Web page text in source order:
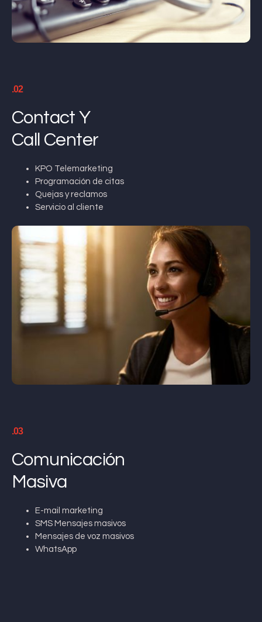
.02
Contact Y
Call Center
KPO Telemarketing
Programación de citas
Quejas y reclamos
Servicio al cliente
.03
Comunicación
Masiva
E-mail marketing
SMS Mensajes masivos
Mensajes de voz masivos
WhatsApp